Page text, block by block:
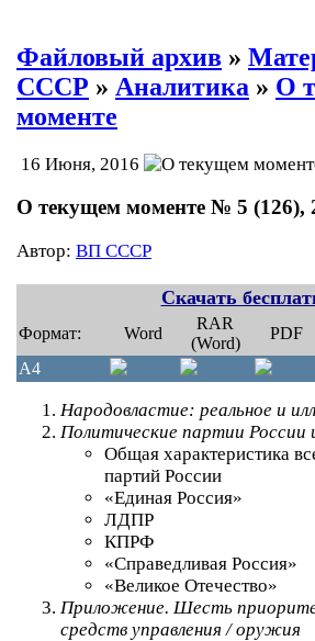
Файловый архив »
СССР » Аналитика » О
моменте
16 Июня, 2016
О текущем моменте № 5 (126),
Автор: ВП СССР
Скачать
Формат: Word
RAR
(Word)
PDF
A4
Народовластие: реальное и
Политические партии России
Общая характеристика
партий России
«Единая Россия»
ЛДПР
КПРФ
«Справедливая Россия»
«Великое Отечество»
Приложение. Шесть
средств управления / оружия